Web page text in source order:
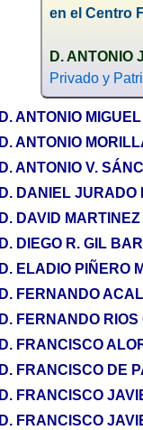
en el Centro
D. ANTONIO
Privado y
D. ANTONIO
D. ANTONIO
D. ANTONIO V.
D. DANIEL JURADO
D. DAVID
D. DIEGO R. GIL
D. ELADIO PIÑERO
D. FERNANDO
D. FERNANDO
D. FRANCISCO
D. FRANCISCO DE
D. FRANCISCO
D. FRANCISCO